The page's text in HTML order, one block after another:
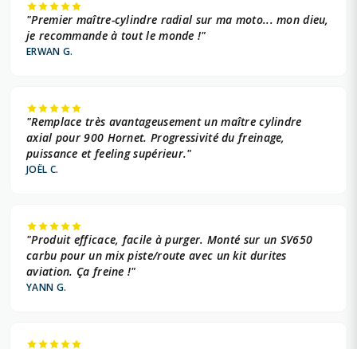
KAWASAKI 998 +
KTM 1195 +
MV AGUSTA 750 +
MV AGUSTA 798 +
"Premier maître-cylindre radial sur ma moto... mon dieu,
je recommande à tout le monde !"
ERWAN G.
"Remplace très avantageusement un maître cylindre
axial pour 900 Hornet. Progressivité du freinage,
puissance et feeling supérieur."
JOËL C.
"Produit efficace, facile à purger. Monté sur un SV650
carbu pour un mix piste/route avec un kit durites
aviation. Ça freine !"
YANN G.